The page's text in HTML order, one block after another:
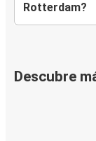
Rotterdam?
Descubre